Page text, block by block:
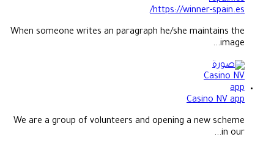
https://winner-spain.es/
When someone writes an paragraph he/she maintains the
image...
Casino NV app
We are a group of volunteers and opening a new scheme
in our...